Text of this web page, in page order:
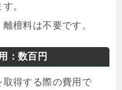
。
離檀料は不要です。
：数百円
得する際の費用で